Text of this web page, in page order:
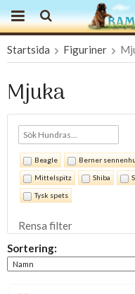
Produkten
Startsida Figuriner
Mjuka
Beagle Berner
Mittelspitz Shiba
Tysk spets
Rensa filter
Sortering: